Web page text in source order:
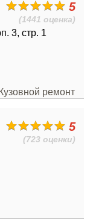
5
(1441 оценка)
3, стр. 1
ремонт
5
(723 оценки)